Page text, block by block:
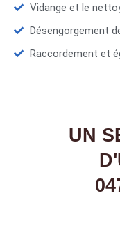
Vidange et le
Désengorgement
Raccordement et
UN